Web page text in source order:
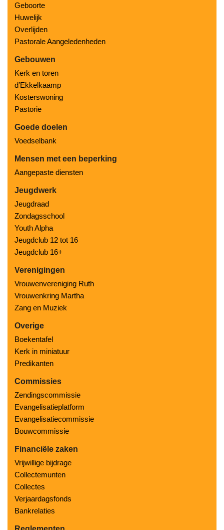
Geboorte
Huwelijk
Overlijden
Pastorale Aangeledenheden
Gebouwen
Kerk en toren
d’Ekkelkaamp
Kosterswoning
Pastorie
Goede doelen
Voedselbank
Mensen met een beperking
Aangepaste diensten
Jeugdwerk
Jeugdraad
Zondagsschool
Youth Alpha
Jeugdclub 12 tot 16
Jeugdclub 16+
Verenigingen
Vrouwenvereniging Ruth
Vrouwenkring Martha
Zang en Muziek
Overige
Boekentafel
Kerk in miniatuur
Predikanten
Commissies
Zendingscommissie
Evangelisatieplatform
Evangelisatiecommissie
Bouwcommissie
Financiële zaken
Vrijwillige bijdrage
Collectemunten
Collectes
Verjaardagsfonds
Bankrelaties